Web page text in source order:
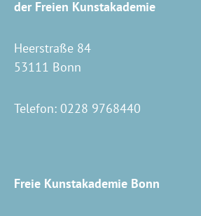
der Freien Kunstakademie
Heerstraße 84
53111 Bonn
Telefon: 0228 9768440
Freie Kunstakademie Bonn